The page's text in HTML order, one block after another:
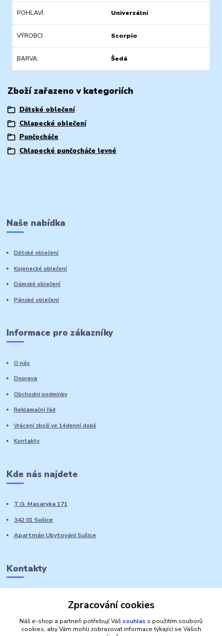
POHLAVÍ Univerzální
VÝROBCI Scorpio
BARVA Šedá
Zboží zařazeno v kategoriích
Dětské oblečení
Chlapecké oblečení
Punčocháče
Chlapecké punčocháče levné
Naše nabídka
Dětské oblečení
Kojenecké oblečení
Dámské oblečení
Pánské oblečení
Informace pro zákazníky
O nás
Doprava
Obchodní podmínky
Reklamační řád
Vrácení zboží ve 14denní době
Kontakty
Kde nás najdete
T.G. Masaryka 171
342 01 Sušice
Apartmán Ubytování Sušice
Kontakty
Zpracování cookies
Náš e-shop a partneři potřebují Váš souhlas s použitím souborů
cookies, aby Vám mohli zobrazovat informace týkající se Vašich